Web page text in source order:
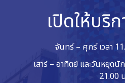
เปิดให้บริ
จันทร์ – ศุกร์ เวลา
เสาร์ – อาทิตย์ และวันหยุดนั
21.00